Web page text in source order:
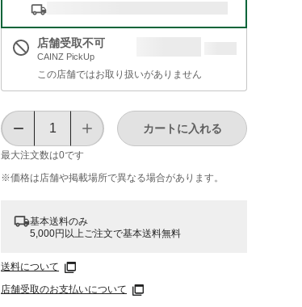
店舗受取不可
CAINZ PickUp
この店舗ではお取り扱いがありません
最大注文数は0です
カートに入れる
※価格は​店舗や​掲載場所で​異なる​場合が​あります。
基本送料のみ
5,000円以上ご注文で基本送料無料
送料について
店舗受取のお支払いについて